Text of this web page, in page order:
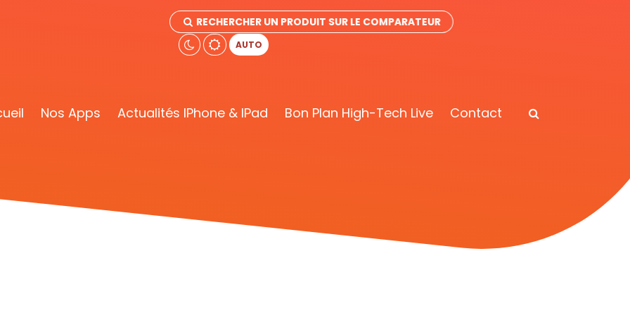
RECHERCHER UN PRODUIT SUR LE COMPARATEUR
AUTO
Nos Apps Actualités IPhone & IPad Bon Plan High-Tech Live Contact